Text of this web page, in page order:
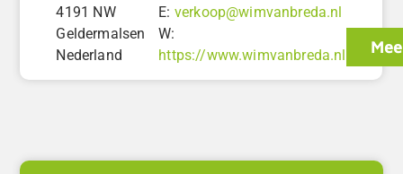
4191 NW
Geldermalsen
Nederland
E: verkoop@wimvanbreda.nl
W:
https://www.wimvanbreda.nl